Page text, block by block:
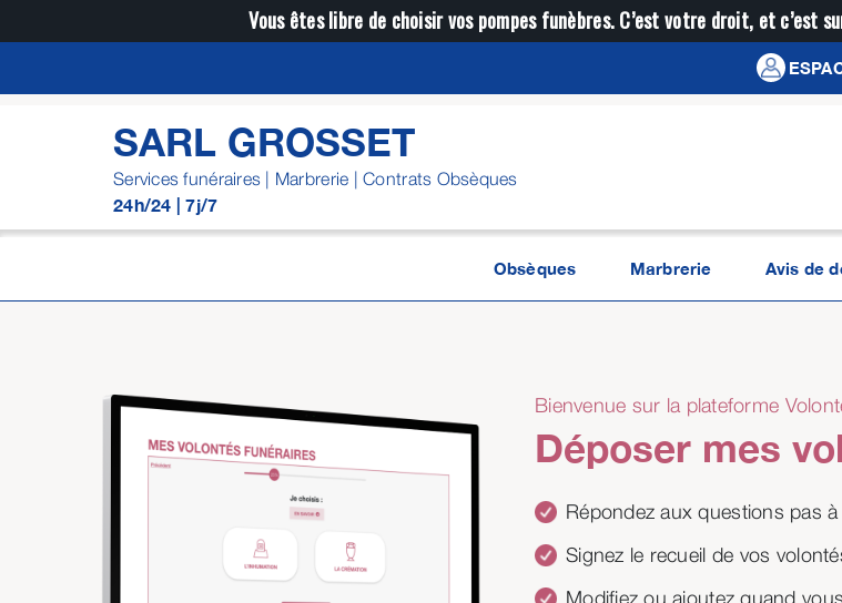
au
Vous êtes libre de choisir vos pompes funèbres. C’est votre droit, et c’est
SARL GROSSET
Services funéraires | Marbrerie | Contrats Obsèques
24h/24 | 7j/7
Obsèques Marbrerie Avis de
Bienvenue sur la plateforme
Déposer mes
Répondez aux questions pas
Signez le recueil de vos
Modifiez ou ajoutez quand